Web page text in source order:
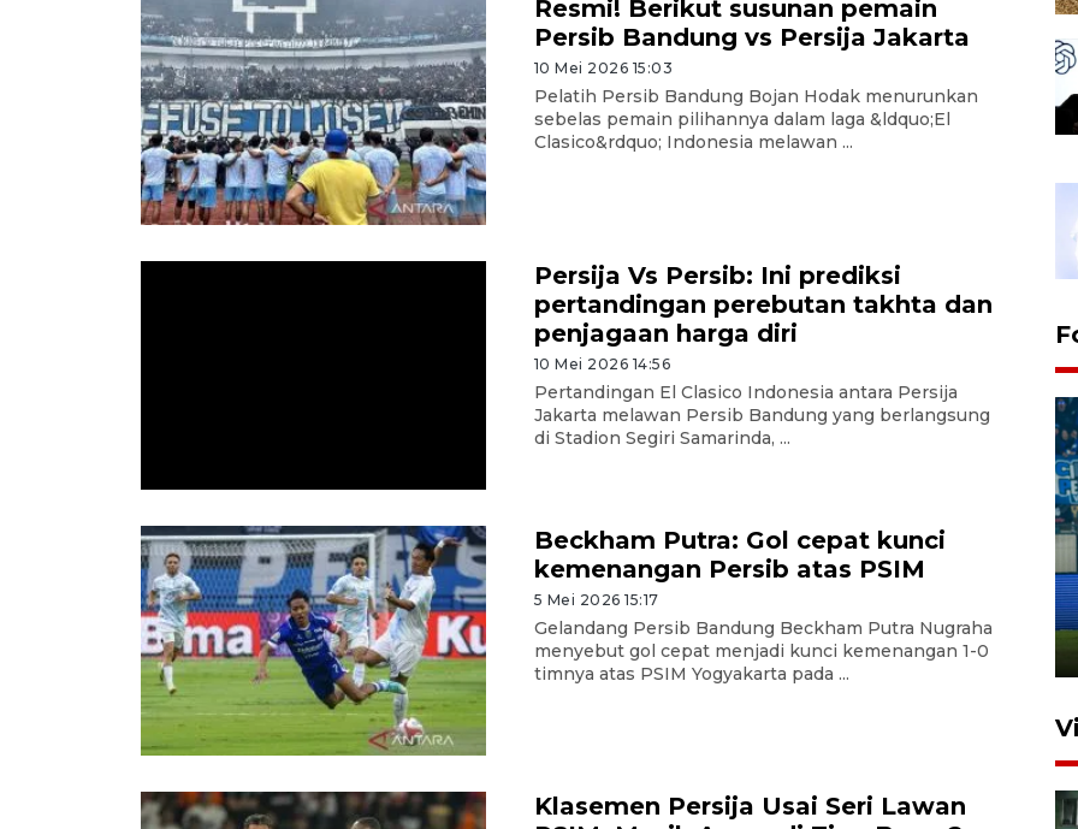
Resmi! Berikut susunan pemain
Persib Bandung vs Persija Jakarta
10 Mei 2026 15:03
Pelatih Persib Bandung Bojan Hodak menurunkan
sebelas pemain pilihannya dalam laga &ldquo;El
Clasico&rdquo; Indonesia melawan ...
Persija Vs Persib: Ini prediksi
pertandingan perebutan takhta dan
penjagaan harga diri
10 Mei 2026 14:56
Pertandingan El Clasico Indonesia antara Persija
Jakarta melawan Persib Bandung yang berlangsung
di Stadion Segiri Samarinda, ...
Beckham Putra: Gol cepat kunci
kemenangan Persib atas PSIM
5 Mei 2026 15:17
Gelandang Persib Bandung Beckham Putra Nugraha
menyebut gol cepat menjadi kunci kemenangan 1-0
timnya atas PSIM Yogyakarta pada ...
Klasemen Persija Usai Seri Lawan
Penutupan latihan bela negara
dan manajerial SPPI di
Balikpapan
31 Juli 2026 18:01